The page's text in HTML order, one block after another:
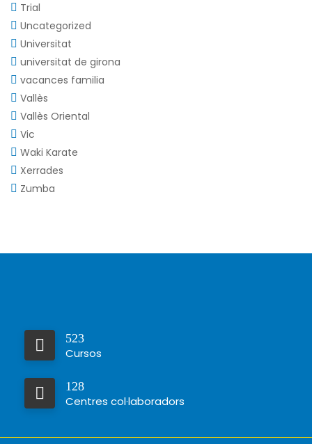
Trial
Uncategorized
Universitat
universitat de girona
vacances familia
Vallès
Vallès Oriental
Vic
Waki Karate
Xerrades
Zumba
523
Cursos
128
Centres col·laboradors